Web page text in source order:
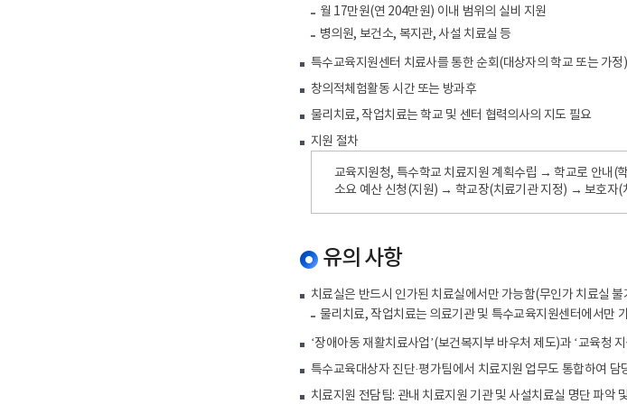
월 17만원(연 204만원) 이내 범위의 실비 지원
병의원, 보건소, 복지관, 사설 치료실 등
특수교육지원센터 치료사를 통한 순회(대상자의 학교 또는 가
창의적체험활동 시간 또는 방과후
물리치료, 작업치료는 학교 및 센터 협력의사의 지도 필요
지원 절차
교육지원청, 특수학교 치료지원 계획수립 → 학교로 안내
소요 예산 신청(지원) → 학교장(치료기관 지정) → 보호자
유의 사항
치료실은 반드시 인가된 치료실에서만 가능함(무인가 치료실 불
물리치료, 작업치료는 의료기관 및 특수교육지원센터에서만
‘장애아동 재활치료사업’(보건복지부 바우처 제도)과 ‘교육청
특수교육대상자 진단·평가팀에서 치료지원 업무도 통합하여 담
치료지원 전담팀: 관내 치료지원 기관 및 사설치료실 명단 파악